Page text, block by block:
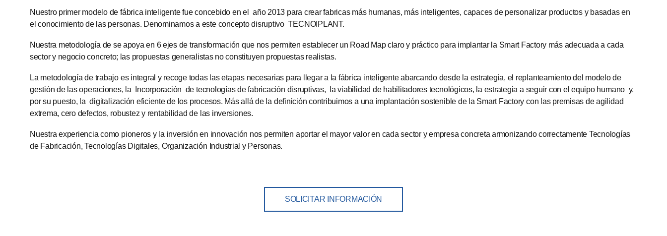
Nuestro primer modelo de fábrica inteligente fue concebido en el año 2013 para crear fabricas más humanas, más inteligentes, capaces de personalizar productos y basadas en
el conocimiento de las personas. Denominamos a este concepto disruptivo TECNOIPLANT.
Nuestra metodología de se apoya en 6 ejes de transformación que nos permiten establecer un Road Map claro y práctico para implantar la Smart Factory más adecuada a cada
sector y negocio concreto; las propuestas generalistas no constituyen propuestas realistas.
La metodología de trabajo es integral y recoge todas las etapas necesarias para llegar a la fábrica inteligente abarcando desde la estrategia, el replanteamiento del modelo de
gestión de las operaciones, la Incorporación de tecnologías de fabricación disruptivas, la viabilidad de habilitadores tecnológicos, la estrategia a seguir con el equipo humano y,
por su puesto, la digitalización eficiente de los procesos. Más allá de la definición contribuimos a una implantación sostenible de la Smart Factory con las premisas de agilidad
extrema, cero defectos, robustez y rentabilidad de las inversiones.
Nuestra experiencia como pioneros y la inversión en innovación nos permiten aportar el mayor valor en cada sector y empresa concreta armonizando correctamente Tecnologías
de Fabricación, Tecnologías Digitales, Organización Industrial y Personas.
SOLICITAR INFORMACIÓN